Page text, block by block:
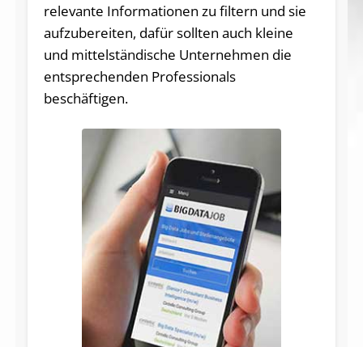
relevante Informationen zu filtern und sie
aufzubereiten, dafür sollten auch kleine
und mittelständische Unternehmen die
entsprechenden Professionals
beschäftigen.